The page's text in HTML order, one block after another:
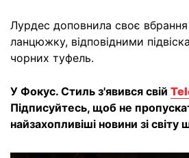
Лурдес доповнила своє
ланцюжку, відповідними
чорних туфель.
У Фокус. Стиль з'явився свій
Підписуйтесь, щоб не
найзахопливіші новини зі світу